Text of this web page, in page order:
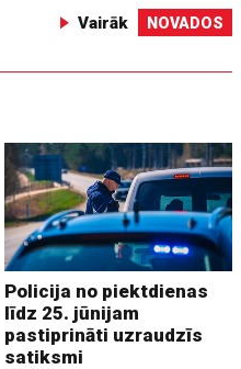
Vairāk NOVADOS
Policija no piektdienas
līdz 25. jūnijam
pastiprināti uzraudzīs
satiksmi